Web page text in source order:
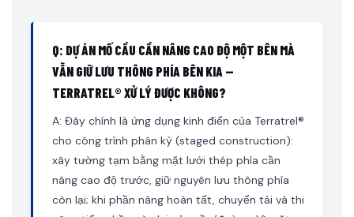
Q: DỰ ÁN MỐ CẦU CẦN NÂNG CAO ĐỘ MỘT BÊN MÀ
VẪN GIỮ LƯU THÔNG PHÍA BÊN KIA —
TERRATREL® XỬ LÝ ĐƯỢC KHÔNG?
A: Đây chính là ứng dụng kinh điển của Terratrel®
cho công trình phân kỳ (staged construction):
xây tường tạm bằng mặt lưới thép phía cần
nâng cao độ trước, giữ nguyên lưu thông phía
còn lại; khi phần nâng hoàn tất, chuyển tải và thi